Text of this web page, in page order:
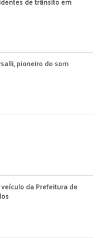
pioneiro do som
da Prefeitura de